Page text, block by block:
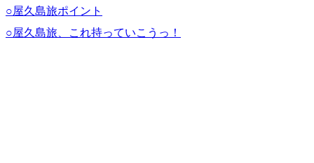
○屋久島旅ポイント
○屋久島旅、これ持っていこうっ！